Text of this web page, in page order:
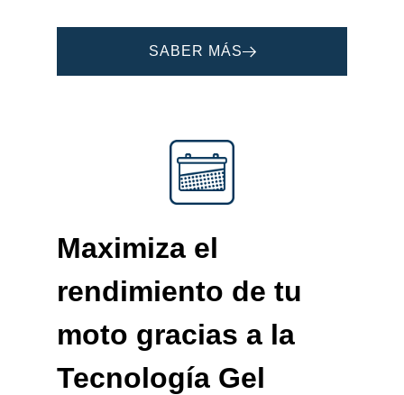
SABER MÁS
Maximiza el
rendimiento de tu
moto gracias a la
Tecnología Gel